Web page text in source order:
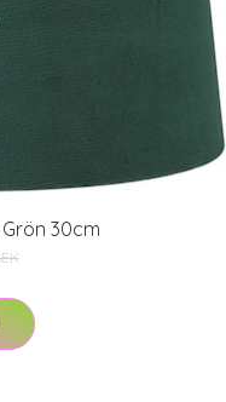
30cm